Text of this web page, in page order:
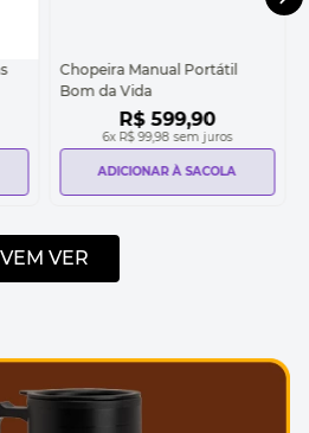
Chopeira Manual Portátil
Bom da Vida
R$ 599,90
6x R$ 99,98 sem juros
ADICIONAR À SACOLA
VEM VER